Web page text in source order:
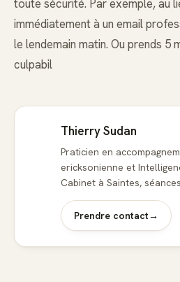
toute sécurité. Par exemple, au
immédiatement à un email
le lendemain matin. Ou prends 5
culpabil
Thierry Sudan
Praticien en
ericksonienne et
Cabinet à Saintes,
Prendre contact→